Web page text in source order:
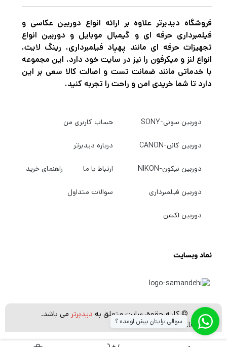
فروشگاه دیدبرتر علاوه بر ارائه انواع دوربین عکاسی و
فیلمبرداری حرفه ای و گیمبال موبایل و دوربین انواع
تجهیزات حرفه ای مانند پهپاد فیلمبرداری، رینگ لایت،
انواع لنز و میکرفون را نیز در سایت خود دارد. این مجموعه
با خدماتی مانند ضمانت تست و اصالت کالا سعی بر این
دارد تا شما خریدی امن و راحت را تجربه کنید.
دوربین سونی-SONY
دوربین کانن-CANON
دوربین نیکون-NIKON
دوربین فیلمبرداری
دوربین اکشن
حساب کاربری من
درباره دیدبرتر
ارتباط با ما راهنمای خرید
سوالات متداول
نماد وبسایت
© کلیه حقوق سایت متعلق به دیدبرتر می باشد.
[whatsapp_buttons] سوالی برایتان پیش اومده ؟